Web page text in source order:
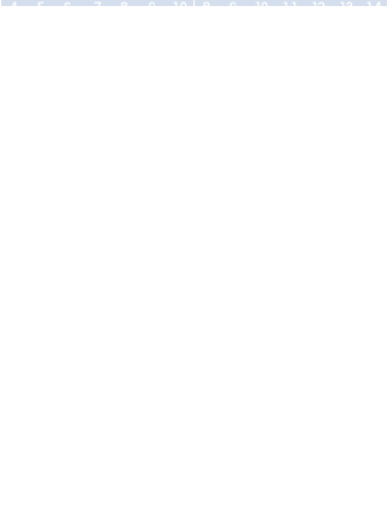
4
5 6 7 8 9
10
8
9 10 11 12 13
14